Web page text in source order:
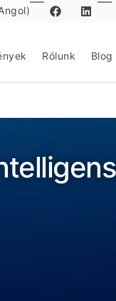
Rólunk Blog